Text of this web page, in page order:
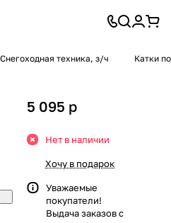
Снегоходная техника, з/ч Катки
5 095 p
Нет в наличии
Хочу в подарок
Уважаемые
покупатели!
Выдача заказов с